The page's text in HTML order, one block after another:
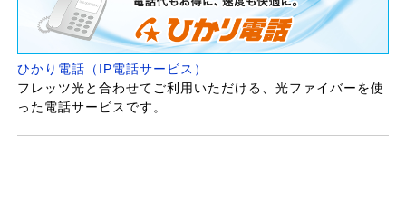
ひかり電話（IP電話サービス）
フレッツ光と合わせてご利用いただける、光ファイバーを使
った電話サービスです。